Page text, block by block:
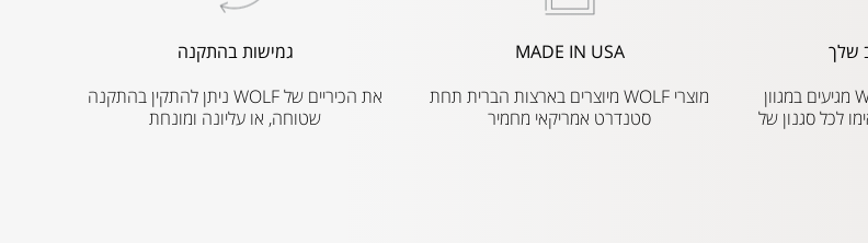
שלך
הכיריים והתנורים של WOLF מגיעים במגוון
לכל סגנון של
MADE IN USA
מוצרי WOLF מיוצרים בארצות הברית תחת
סטנדרט אמריקאי מחמיר
גמישות בהתקנה
את הכיריים של WOLF ניתן להתקין בהתקנה
שטוחה, או עליונה ומונחת